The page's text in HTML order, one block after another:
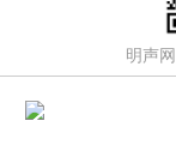
明声